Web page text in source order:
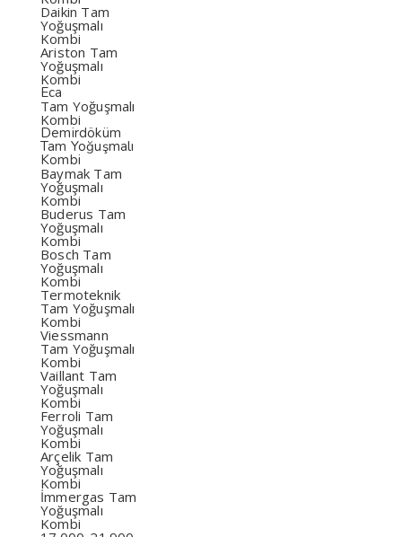
Daikin Tam
Yoğuşmalı
Kombi
Ariston Tam
Yoğuşmalı
Kombi
Eca
Tam Yoğuşmalı
Kombi
Demirdöküm
Tam Yoğuşmalı
Kombi
Baymak Tam
Yoğuşmalı
Kombi
Buderus Tam
Yoğuşmalı
Kombi
Bosch Tam
Yoğuşmalı
Kombi
Termoteknik
Tam Yoğuşmalı
Kombi
Viessmann
Tam Yoğuşmalı
Kombi
Vaillant Tam
Yoğuşmalı
Kombi
Ferroli Tam
Yoğuşmalı
Kombi
Arçelik Tam
Yoğuşmalı
Kombi
İmmergas Tam
Yoğuşmalı
Kombi